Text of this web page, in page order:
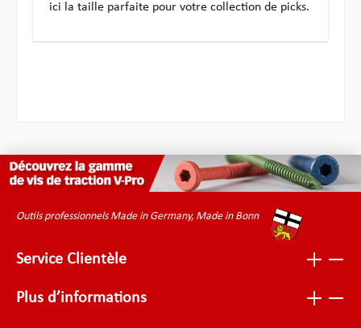
ici la taille parfaite pour votre collection de picks.
Outils professionnels Made in Germany, Made in Bonn
Service Clientèle
Plus d’informations